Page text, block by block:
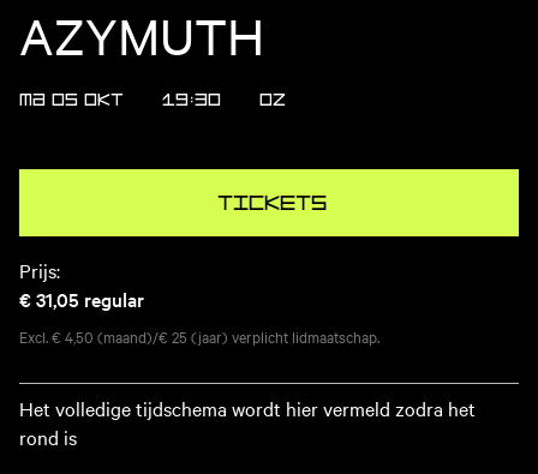
AZYMUTH
MA 05 OKT 19:30 OZ
Tickets
Prijs:
€ 31,05 regular
Excl. € 4,50 (maand)/€ 25 (jaar) verplicht lidmaatschap.
Het volledige tijdschema wordt hier vermeld zodra het
rond is